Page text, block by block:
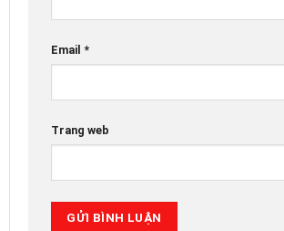
Email *
Trang web